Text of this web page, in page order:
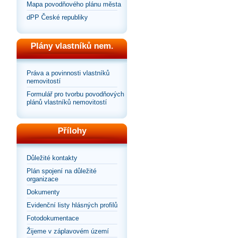
Mapa povodňového plánu města
dPP České republiky
Plány vlastníků nem.
Práva a povinnosti vlastníků
nemovitostí
Formulář pro tvorbu povodňových
plánů vlastníků nemovitostí
Přílohy
Důležité kontakty
Plán spojení na důležité
organizace
Dokumenty
Evidenční listy hlásných profilů
Fotodokumentace
Žijeme v záplavovém území